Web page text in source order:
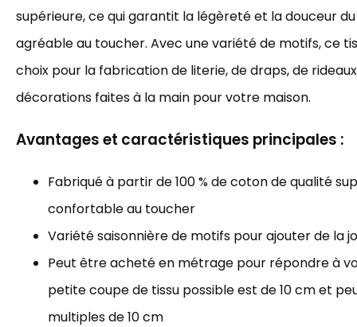
supérieure, ce qui garantit la légèreté et la douceur
agréable au toucher. Avec une variété de motifs, ce
choix pour la fabrication de literie, de draps, de
décorations faites à la main pour votre maison.
Avantages et caractéristiques principales :
Fabriqué à partir de 100 % de coton de qualité
confortable au toucher
Variété saisonnière de motifs pour ajouter de la
Peut être acheté en métrage pour répondre à
petite coupe de tissu possible est de 10 cm et
multiples de 10 cm